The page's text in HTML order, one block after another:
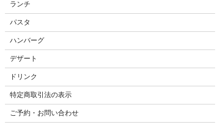
ランチ
パスタ
ハンバーグ
デザート
ドリンク
特定商取引法の表示
ご予約・お問い合わせ